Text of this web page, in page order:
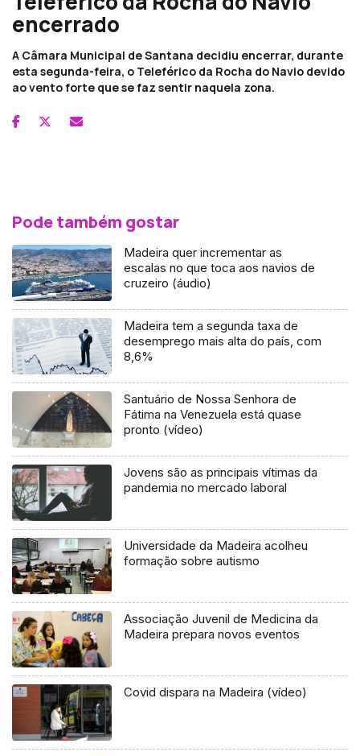
encerrado
A Câmara Municipal de Santana decidiu encerrar, durante
esta segunda-feira, o Teleférico da Rocha do Navio devido
ao vento forte que se faz sentir naquela zona.
Pode também gostar
Madeira quer incrementar as
escalas no que toca aos navios de
cruzeiro (áudio)
Madeira tem a segunda taxa de
desemprego mais alta do país, com
8,6%
Santuário de Nossa Senhora de
Fátima na Venezuela está quase
pronto (vídeo)
Jovens são as principais vítimas da
pandemia no mercado laboral
Universidade da Madeira acolheu
formação sobre autismo
Associação Juvenil de Medicina da
Madeira prepara novos eventos
Covid dispara na Madeira (vídeo)